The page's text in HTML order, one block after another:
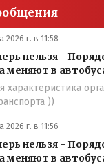
2026 г. в 11:58
нельзя -
меняют в
характеристика
))
2026 г. в 11:56
нельзя -
меняют в